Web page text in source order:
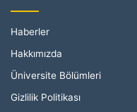
Haberler
Hakkımızda
Üniversite Bölümleri
Gizlilik Politikası